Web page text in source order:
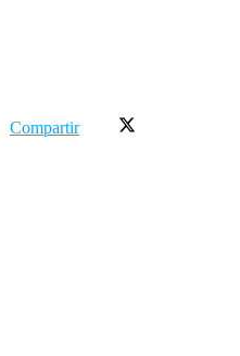
Compartir